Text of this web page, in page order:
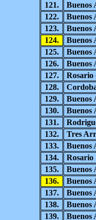
121.
Buenos
122.
Buenos
123.
Buenos
124.
Buenos
125.
Buenos
126.
Buenos
127.
Rosario
128.
129.
Buenos
130.
Buenos
131.
132.
Tres
133.
Buenos
134.
Rosario
135.
Buenos
136.
Buenos
137.
Buenos
138.
Buenos
139.
Buenos